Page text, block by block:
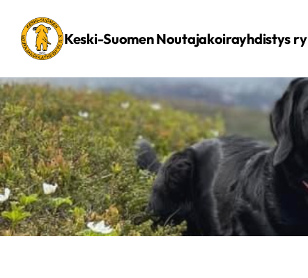
sivun
sisältöön
Keski-Suomen Noutajakoirayhdistys ry